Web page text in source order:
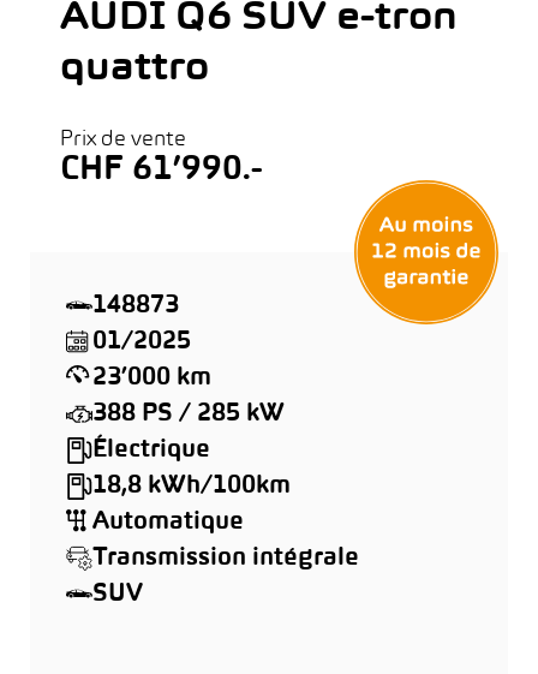
AUDI Q6 SUV e-tron
quattro
Prix de vente
CHF 61’990.-
148873
01/2025
23’000 km
388 PS / 285 kW
Électrique
18,8 kWh/100km
Automatique
Transmission intégrale
SUV